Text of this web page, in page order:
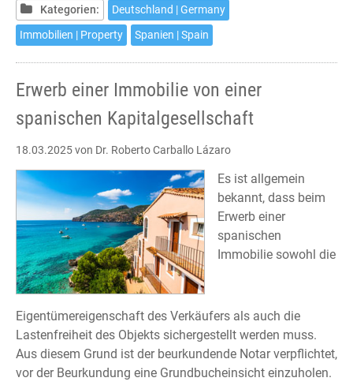
deren
steuerliche
Auswirkungen
Kategorien:
Deutschland | Germany
Immobilien | Property
Spanien | Spain
Erwerb einer Immobilie von einer
spanischen Kapitalgesellschaft
18.03.2025von Dr. Roberto Carballo Lázaro
Es ist allgemein
bekannt, dass beim
Erwerb einer
spanischen
Immobilie sowohl die
Eigentümereigenschaft des Verkäufers als auch die
Lastenfreiheit des Objekts sichergestellt werden muss.
Aus diesem Grund ist der beurkundende Notar verpflichtet,
vor der Beurkundung eine Grundbucheinsicht einzuholen.